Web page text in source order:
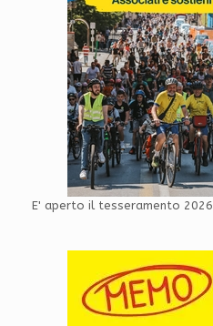
E' aperto il tesseramento 2026